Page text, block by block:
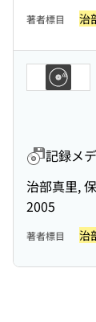
著者標目 治
記録メ
治部真里,
2005
著者標目 治